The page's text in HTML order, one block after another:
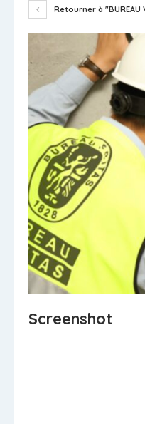
Retourner à "BUREAU
Screenshot